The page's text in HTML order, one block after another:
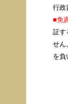
行政
■免
証す
せん
を負